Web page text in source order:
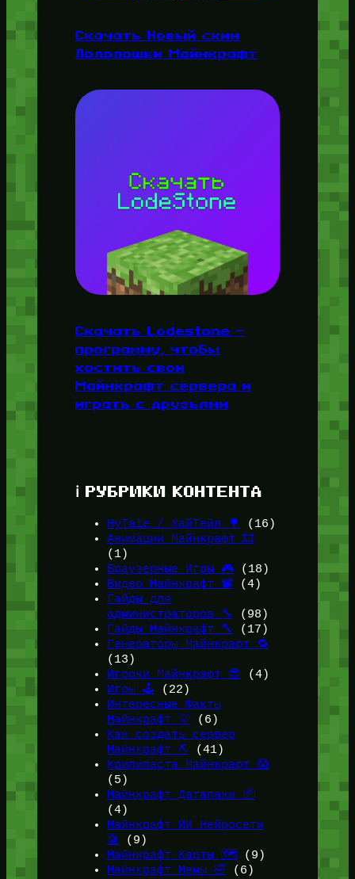
Скачать Новый скин
Лололошки Майнкрафт
Скачать Lodestone —
программу, чтобы
хостить свои
Майнкрафт сервера и
играть с друзьями
ℹ️ РУБРИКИ КОНТЕНТА
HyTale / ХайТейл 🌳
(16)
Анимации Майнкрафт 🎞️
(1)
Браузерные Игры 🎮(18)
Видео Майнкрафт 📽️ (4)
Гайды для
администраторов 🔧
(98)
Гайды Майнкрафт 🔨
(17)
Генераторы Майнкрафт 🔁
(13)
Игроки Майнкрафт 😎 (4)
Игры 🕹️ (22)
Интересные Факты
Майнкрафт 💡(6)
Как создать сервер
Майнкрафт ⛏️ (41)
Крипипаста Майнкрафт 😱
(5)
Майнкрафт Датапаки 📦
(4)
Майнкрафт ИИ Нейросети
🤖
(9)
Майнкрафт Карты 🗺️ (9)
Майнкрафт Мемы 🤣 (6)